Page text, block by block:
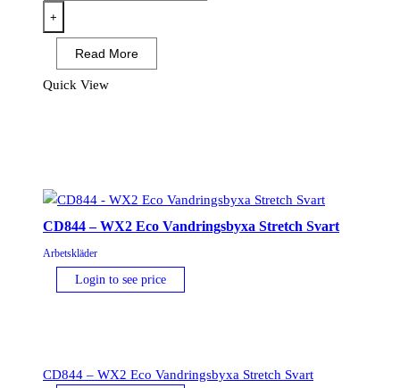
KX3
Vinter
mängd
+
Read More
Quick View
CD844 – WX2 Eco Vandringsbyxa Stretch Svart
Arbetskläder
Login to see price
CD844 – WX2 Eco Vandringsbyxa Stretch Svart